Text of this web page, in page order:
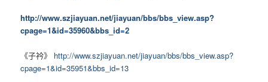
http://www.szjiayuan.net/jiayuan/bbs/bbs_view.asp?
cpage=1&id=35960&bbs_id=2
《子衿》
http://www.szjiayuan.net/jiayuan/bbs/bbs_view.asp?
cpage=1&id=35951&bbs_id=13